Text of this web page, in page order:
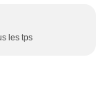
les tps